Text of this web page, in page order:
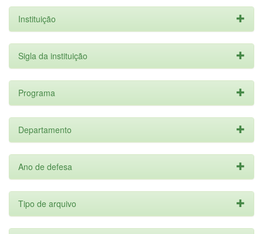
Instituição
Sigla da instituição
Programa
Departamento
Ano de defesa
Tipo de arquivo